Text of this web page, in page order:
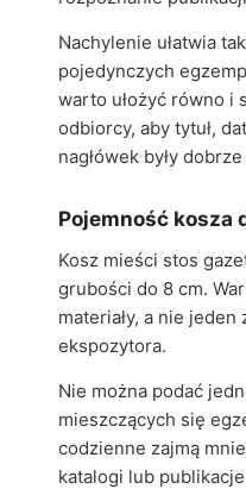
Nachylenie ułatwia
pojedynczych
warto ułożyć równo i
odbiorcy, aby tytuł,
nagłówek były
Pojemność kosza
Kosz mieści stos
grubości do 8 cm.
materiały, a nie jeden
ekspozytora.
Nie można podać
mieszczących się
codzienne zajmą
katalogi lub